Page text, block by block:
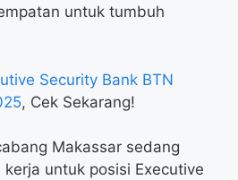
untuk tumbuh
Security Bank BTN
, Cek Sekarang!
Makassar sedang
untuk posisi Executive